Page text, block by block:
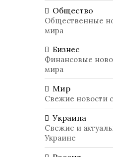
Общество
Общественные
мира
Бизнес
Финансовые
мира
Мир
Свежие новости
Украина
Свежие и
Украине